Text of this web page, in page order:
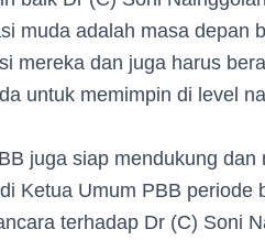
muda adalah masa depan
mereka dan juga harus
untuk memimpin di level
juga siap mendukung dan
Ketua Umum PBB periode
terhadap Dr (C) Soni